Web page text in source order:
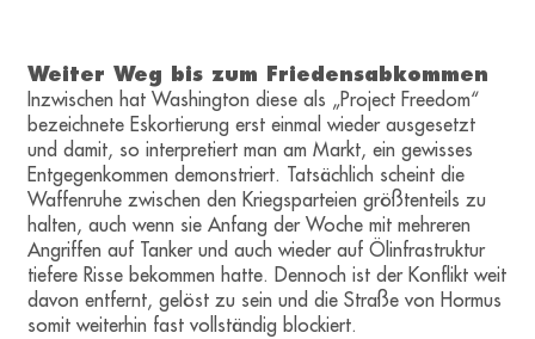
Weiter Weg bis zum Friedensabkommen
Inzwischen hat Washington diese als „Project Freedom“
bezeichnete Eskortierung erst einmal wieder ausgesetzt
und damit, so interpretiert man am Markt, ein gewisses
Entgegenkommen demonstriert. Tatsächlich scheint die
Waffenruhe zwischen den Kriegsparteien größtenteils zu
halten, auch wenn sie Anfang der Woche mit mehreren
Angriffen auf Tanker und auch wieder auf Ölinfrastruktur
tiefere Risse bekommen hatte. Dennoch ist der Konflikt weit
davon entfernt, gelöst zu sein und die Straße von Hormus
somit weiterhin fast vollständig blockiert.